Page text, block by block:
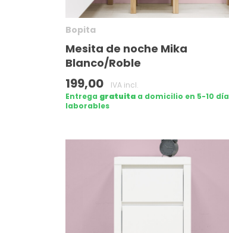
Bopita
Mesita de noche Mika
Blanco/Roble
199,00
IVA incl.
Entrega gratuitaa domicilio en 5-10
laborables